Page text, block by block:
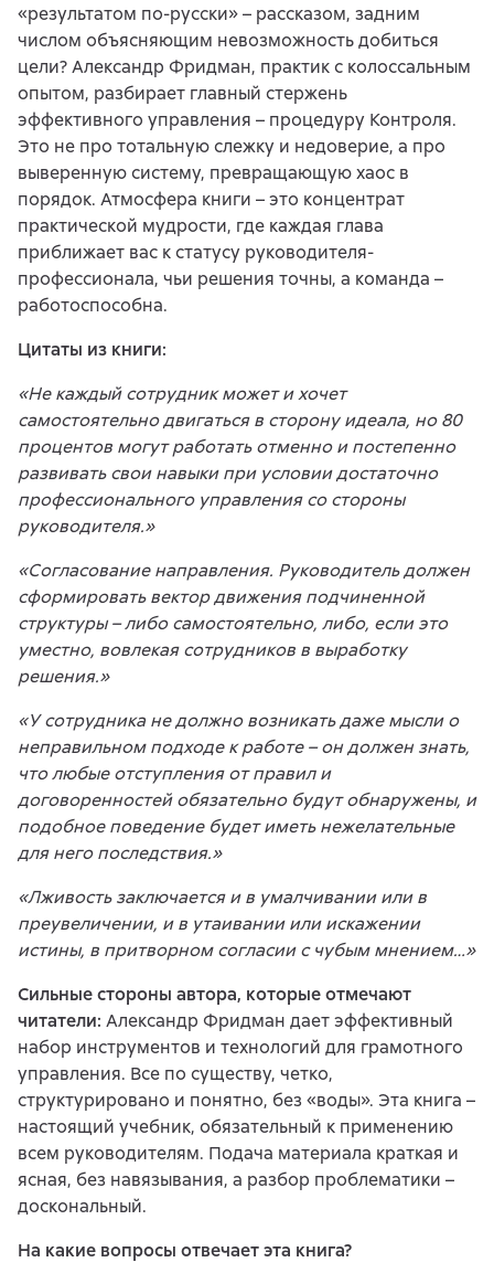
«результатом по-русски» – рассказом, задним
числом объясняющим невозможность добиться
цели? Александр Фридман, практик с колоссальным
опытом, разбирает главный стержень
эффективного управления – процедуру Контроля.
Это не про тотальную слежку и недоверие, а про
выверенную систему, превращающую хаос в
порядок. Атмосфера книги – это концентрат
практической мудрости, где каждая глава
приближает вас к статусу руководителя-
профессионала, чьи решения точны, а команда –
работоспособна.
Цитаты из книги:
«Не каждый сотрудник может и хочет
самостоятельно двигаться в сторону идеала, но 80
процентов могут работать отменно и постепенно
развивать свои навыки при условии достаточно
профессионального управления со стороны
руководителя.»
«Согласование направления. Руководитель должен
сформировать вектор движения подчиненной
структуры – либо самостоятельно, либо, если это
уместно, вовлекая сотрудников в выработку
решения.»
«У сотрудника не должно возникать даже мысли о
неправильном подходе к работе – он должен знать,
что любые отступления от правил и
договоренностей обязательно будут обнаружены, и
подобное поведение будет иметь нежелательные
для него последствия.»
«Лживость заключается и в умалчивании или в
преувеличении, и в утаивании или искажении
истины, в притворном согласии с чубым мнением…»
Сильные стороны автора, которые отмечают
читатели: Александр Фридман дает эффективный
набор инструментов и технологий для грамотного
управления. Все по существу, четко,
структурировано и понятно, без «воды». Эта книга –
настоящий учебник, обязательный к применению
всем руководителям. Подача материала краткая и
ясная, без навязывания, а разбор проблематики –
доскональный.
На какие вопросы отвечает эта книга?